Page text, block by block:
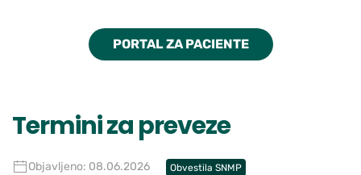
PORTAL ZA PACIENTE
Termini za preveze
Objavljeno: 08.06.2026 Obvestila SNMP